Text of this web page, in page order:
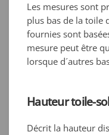
Les mesures sont
plus bas de la toile
fournies sont
mesure peut être
lorsque d´autres
Hauteur toile-sol
Décrit la hauteur